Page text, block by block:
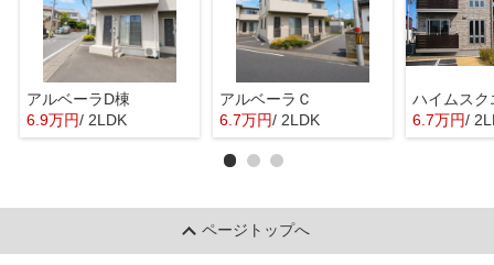
アルベーラD棟
6.9万円/ 2LDK
アルベーラＣ
6.7万円/ 2LDK 6.7万円/
ページトップへ